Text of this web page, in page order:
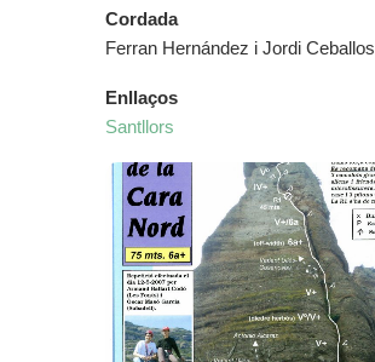
Cordada
Ferran Hernández i Jordi Ceballos
Enllaços
Santllors